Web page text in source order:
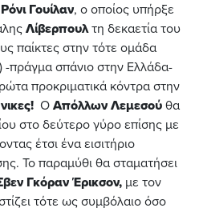
Ρόνι Γουίλαν, ο οποίος υπήρξε
Λίβερπουλτη δεκαετία του
παίκτες στην τότε ομάδα
-πράγμα σπάνιο στην Ελλάδα-
προκριματικά κόντρα στην
Ο Απόλλων Λεμεσού θα
στο δεύτερο γύρο επίσης με
έτσι ένα εισιτήριο
Το παραμύθι θα σταματήσει
Γκόραν Έρικσον, με τον
τότε ως συμβόλαιο όσο